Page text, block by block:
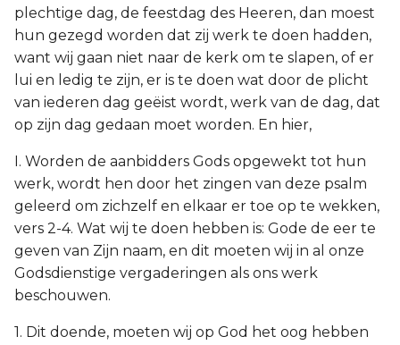
plechtige dag, de feestdag des Heeren, dan moest
hun gezegd worden dat zij werk te doen hadden,
want wij gaan niet naar de kerk om te slapen, of er
lui en ledig te zijn, er is te doen wat door de plicht
van iederen dag geëist wordt, werk van de dag, dat
op zijn dag gedaan moet worden. En hier,
I. Worden de aanbidders Gods opgewekt tot hun
werk, wordt hen door het zingen van deze psalm
geleerd om zichzelf en elkaar er toe op te wekken,
vers 2-4. Wat wij te doen hebben is: Gode de eer te
geven van Zijn naam, en dit moeten wij in al onze
Godsdienstige vergaderingen als ons werk
beschouwen.
1. Dit doende, moeten wij op God het oog hebben